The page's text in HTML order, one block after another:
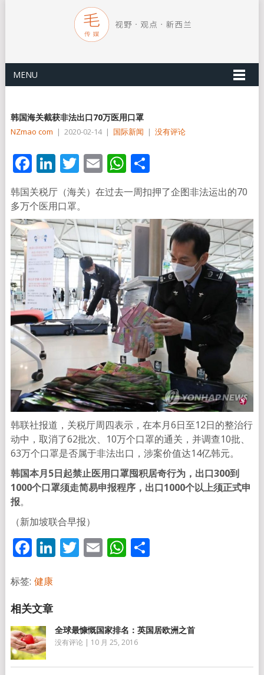
MENU
韩国海关截获非法出口70万医用口罩
NZmao com | 2020-02-14 | 国际新闻 | 没有评论
Facebook
LinkedIn
Twitter
EmailWhatsApp
分
享
韩国关税厅（海关）在过去一周扣押了企图非法运出的70
多万个医用口罩。
韩联社报道，关税厅周四表示，在本月6日至12日的整治行
动中，取消了62批次、10万个口罩的通关，并调查10批、
63万个口罩是否属于非法出口，涉案价值达14亿韩元。
韩国本月5日起禁止医用口罩囤积居奇行为，出口300到
1000个口罩须走简易申报程序，出口1000个以上须正式申
报。
（新加坡联合早报）
Facebook
LinkedIn
Twitter
EmailWhatsApp
分
标签: 健康
全球最慷慨国家排名：英国居欧洲之首
没有评论 | 10 月 25, 2016